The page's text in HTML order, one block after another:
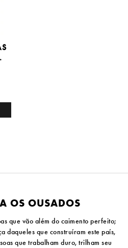
OS OUSADOS
que vão além do caimento perfeito;
daqueles que construíram este país,
que trabalham duro, trilham seu